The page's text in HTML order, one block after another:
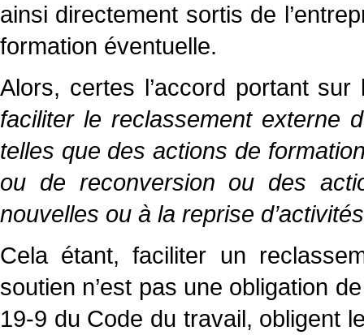
ainsi directement sortis de
formation éventuelle.
Alors, certes l’accord portant
faciliter le reclassement externe
telles que des actions de
ou de reconversion ou des
nouvelles ou à la reprise
Cela étant, faciliter un
soutien n’est pas une obligation
19-9 du Code du travail, obligent